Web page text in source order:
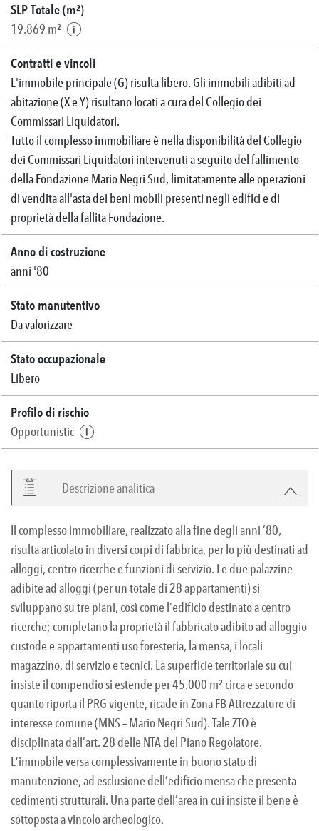
SLP Totale (m²)
19.869 m²
Contratti e vincoli
L'immobile principale (G) risulta libero. Gli immobili adibiti ad
abitazione (X e Y) risultano locati a cura del Collegio dei
Commissari Liquidatori.
Tutto il complesso immobiliare è nella disponibilità del Collegio
dei Commissari Liquidatori intervenuti a seguito del fallimento
della Fondazione Mario Negri Sud, limitatamente alle operazioni
di vendita all'asta dei beni mobili presenti negli edifici e di
proprietà della fallita Fondazione.
Anno di costruzione
anni '80
Stato manutentivo
Da valorizzare
Stato occupazionale
Libero
Profilo di rischio
Opportunistic
Descrizione analitica
Il complesso immobiliare, realizzato alla fine degli anni ’80,
risulta articolato in diversi corpi di fabbrica, per lo più destinati ad
alloggi, centro ricerche e funzioni di servizio. Le due palazzine
adibite ad alloggi (per un totale di 28 appartamenti) si
sviluppano su tre piani, così come l’edificio destinato a centro
ricerche; completano la proprietà il fabbricato adibito ad alloggio
custode e appartamenti uso foresteria, la mensa, i locali
magazzino, di servizio e tecnici. La superficie territoriale su cui
insiste il compendio si estende per 45.000 m² circa e secondo
quanto riporta il PRG vigente, ricade in Zona FB Attrezzature di
interesse comune (MNS – Mario Negri Sud). Tale ZTO è
disciplinata dall’art. 28 delle NTA del Piano Regolatore.
L’immobile versa complessivamente in buono stato di
manutenzione, ad esclusione dell’edificio mensa che presenta
cedimenti strutturali. Una parte dell’area in cui insiste il bene è
sottoposta a vincolo archeologico.